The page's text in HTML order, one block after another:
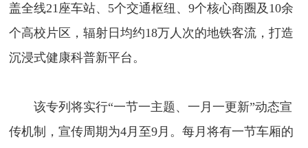
盖全线21座车站、5个交通枢纽、9个核心商圈及10余
个高校片区，辐射日均约18万人次的地铁客流，打造
沉浸式健康科普新平台。
该专列将实行“一节一主题、一月一更新”动态宣
传机制，宣传周期为4月至9月。每月将有一节车厢的